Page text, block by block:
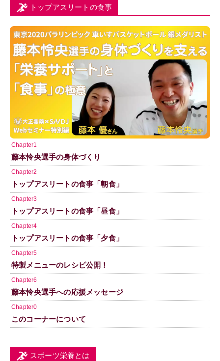
トップアスリートの食事
Chapter1
藤本怜央選手の身体づくり
Chapter2
トップアスリートの食事「朝食」
Chapter3
トップアスリートの食事「昼食」
Chapter4
トップアスリートの食事「夕食」
Chapter5
特製メニューのレシピ公開！
Chapter6
藤本怜央選手への応援メッセージ
Chapter0
このコーナーについて
スポーツ栄養とは